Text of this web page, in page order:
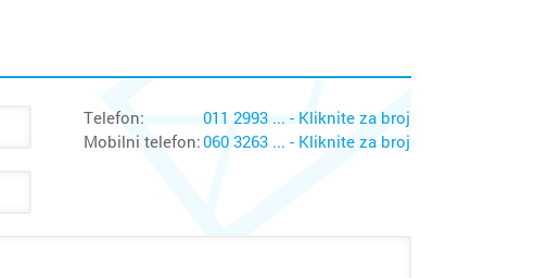
Telefon:
011 2993 ... - Kliknite za broj
Mobilni telefon:060 3263 ... - Kliknite za broj